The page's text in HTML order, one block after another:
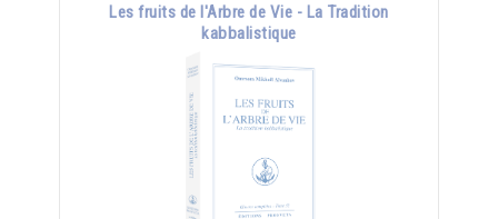
Les fruits de l'Arbre de Vie - La Tradition
kabbalistique